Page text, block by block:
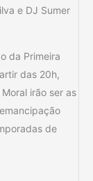
e DJ Sumer
da Primeira
das 20h,
irão ser as
de